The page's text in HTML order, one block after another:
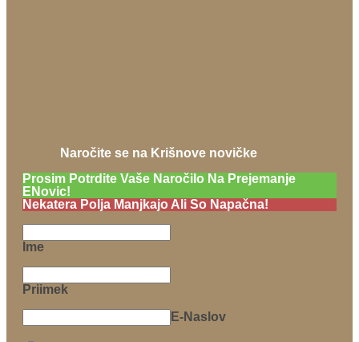
Naročite se na Krišnove novičke
Prosim Potrdite Vaše Naročilo Na Prejemanje
ENovic!
Nekatera Polja Manjkajo Ali So Napačna!
Ime
Priimek
E-Naslov